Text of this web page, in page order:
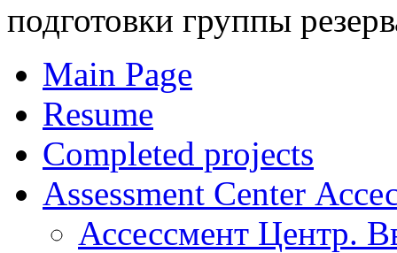
подготовки группы
Main Page
Resume
Completed projects
Assessment Center
Ассессмент Центр.